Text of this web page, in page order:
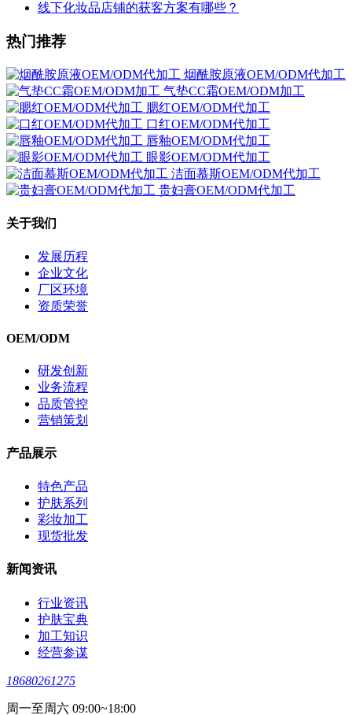
线下化妆品店铺的获客方案有哪些？
热门推荐
烟酰胺原液OEM/ODM代加工
气垫CC霜OEM/ODM加工
腮红OEM/ODM代加工
口红OEM/ODM代加工
唇釉OEM/ODM代加工
眼影OEM/ODM代加工
洁面慕斯OEM/ODM代加工
贵妇膏OEM/ODM代加工
关于我们
发展历程
企业文化
厂区环境
资质荣誉
OEM/ODM
研发创新
业务流程
品质管控
营销策划
产品展示
特色产品
护肤系列
彩妆加工
现货批发
新闻资讯
行业资讯
护肤宝典
加工知识
经营参谋
18680261275
周一至周六 09:00~18:00